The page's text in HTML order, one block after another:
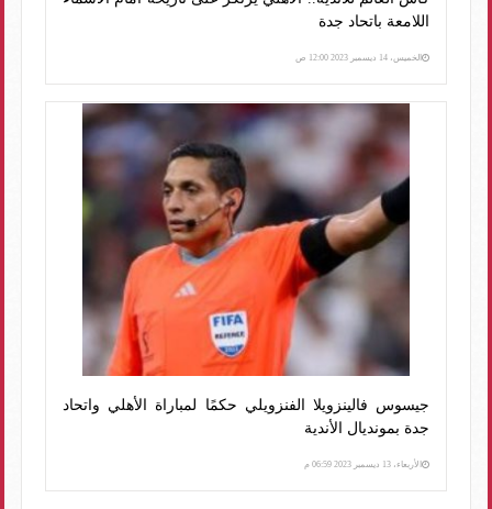
اللامعة باتحاد جدة
الخميس، 14 ديسمبر 2023 12:00 ص
جيسوس فالينزويلا الفنزويلي حكمًا لمباراة الأهلي واتحاد
جدة بمونديال الأندية
الأربعاء، 13 ديسمبر 2023 06:59 م